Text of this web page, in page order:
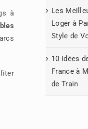
à
Les
Loger à
Style de
10 Idées
France à
de Train